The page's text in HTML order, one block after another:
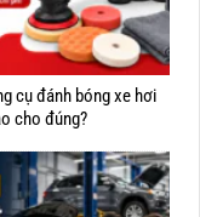
cụ đánh bóng xe hơi
cho đúng?